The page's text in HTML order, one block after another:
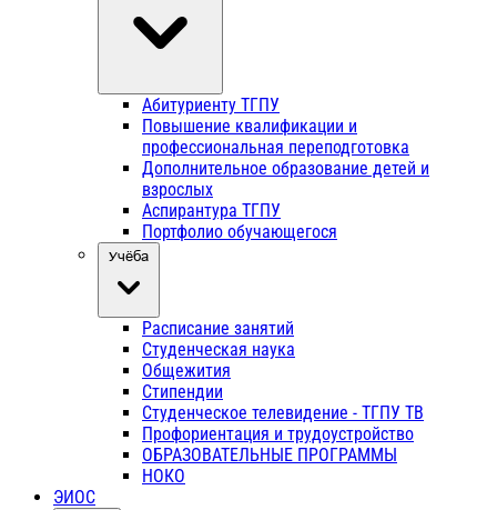
Абитуриенту ТГПУ
Повышение квалификации и
профессиональная переподготовка
Дополнительное образование детей и
взрослых
Аспирантура ТГПУ
Портфолио обучающегося
Учёба
Расписание занятий
Студенческая наука
Общежития
Стипендии
Студенческое телевидение - ТГПУ ТВ
Профориентация и трудоустройство
ОБРАЗОВАТЕЛЬНЫЕ ПРОГРАММЫ
НОКО
ЭИОС